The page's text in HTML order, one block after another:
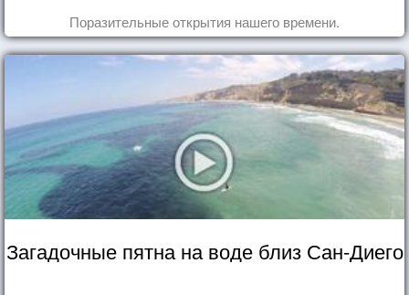
Поразительные открытия нашего времени.
Загадочные пятна на воде близ Сан-Диего